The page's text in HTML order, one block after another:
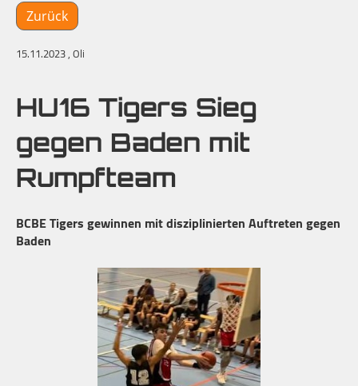
Zurück
15.11.2023, Oli
HU16 Tigers Sieg
gegen Baden mit
Rumpfteam
BCBE Tigers gewinnen mit disziplinierten Auftreten gegen
Baden